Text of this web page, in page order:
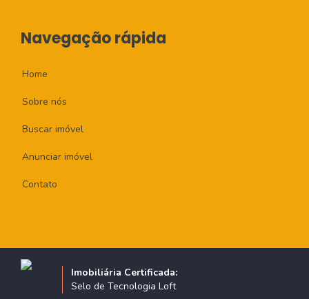
Navegação rápida
Home
Sobre nós
Buscar imóvel
Anunciar imóvel
Contato
Imobiliária Certificada:
Selo de Tecnologia Loft